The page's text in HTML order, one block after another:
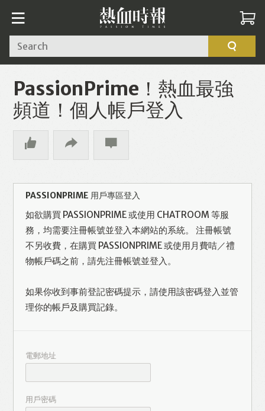
Search
PassionPrime！熱血最強
頻道！個人帳戶登入
PASSIONPRIME 用戶專區登入
如欲購買 PASSIONPRIME 或使用 CHATROOM 等服
務，均需要注冊帳號並登入本網站的系統。 注冊帳號
不另收費，在購買 PASSIONPRIME 或使用月費咭／禮
物帳戶碼之前，請先注冊帳號並登入。
如果你收到事前登記密碼提示，請使用該密碼登入並管
理你的帳戶及購買記錄。
電郵地址
用戶密碼